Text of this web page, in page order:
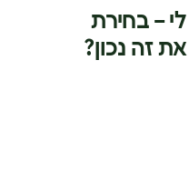
– בחירת
זה נכון?